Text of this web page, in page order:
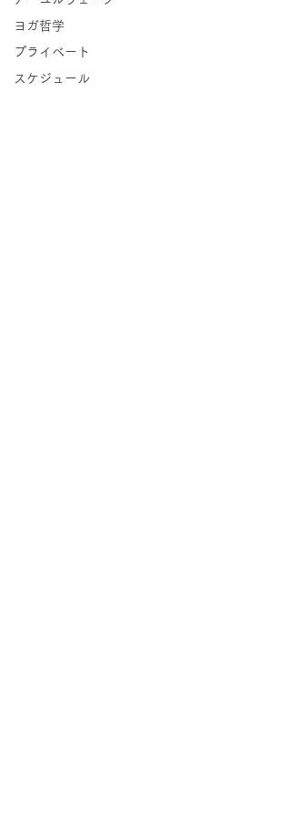
ヨガ哲学
プライベート
スケジュール